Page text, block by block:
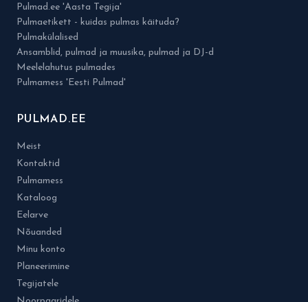
Pulmad.ee 'Aasta Tegija'
Pulmaetikett - kuidas pulmas käituda?
Pulmakülalised
Ansamblid, pulmad ja muusika, pulmad ja DJ-d
Meelelahutus pulmades
Pulmamess 'Eesti Pulmad'
PULMAD.EE
Meist
Kontaktid
Pulmamess
Kataloog
Eelarve
Nõuanded
Minu konto
Planeerimine
Tegijatele